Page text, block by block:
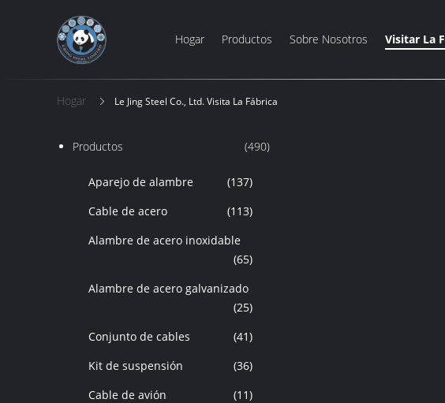
Hogar Productos Sobre Nosotros Visitar La
Hogar Le Jing Steel Co., Ltd. Visita La Fábrica
Productos (490)
Aparejo de alambre
(137)
Cable de acero
(113)
Alambre de acero inoxidable
(65)
Alambre de acero galvanizado
(25)
Conjunto de cables
(41)
Kit de suspensión
(36)
Cable de avión
(11)